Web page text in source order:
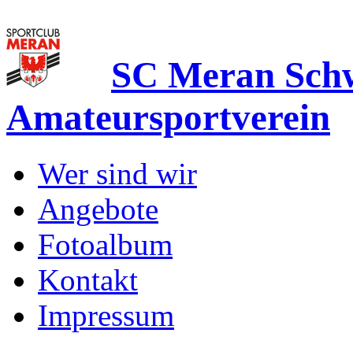
SC Meran
Amateursportverein
Wer sind wir
Angebote
Fotoalbum
Kontakt
Impressum